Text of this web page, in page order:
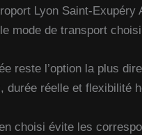
Lyon Saint-
mode de transport
reste l’option la plus
durée réelle et flexibilité
choisi évite les